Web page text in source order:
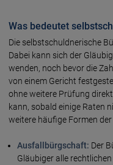
Was bedeutet
Die selbstschuldnerische
Dabei kann sich der
wenden, noch bevor die
von einem Gericht
ohne weitere Prüfung
kann, sobald einige Raten
weitere häufige Formen
Ausfallbürgschaft: Der
Gläubiger alle